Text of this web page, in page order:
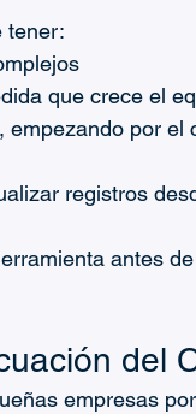
tener:
que crece el
por el
registros
antes de
del
empresas